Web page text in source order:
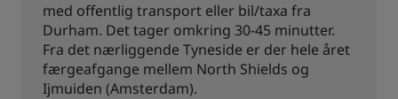
med offentlig transport eller bil/taxa fra
Durham. Det tager omkring 30-45 minutter.
Fra det nærliggende Tyneside er der hele året
færgeafgange mellem North Shields og
Ijmuiden (Amsterdam).